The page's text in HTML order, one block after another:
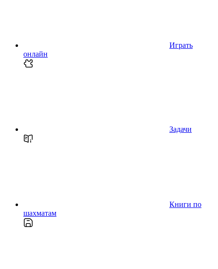
Играть
онлайн
Задачи
Книги по
шахматам